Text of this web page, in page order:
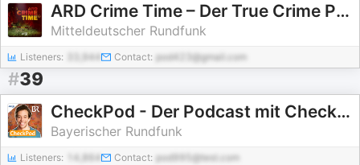
ARD Crime Time – Der True Crime Podcast
Mitteldeutscher Rundfunk
Listeners: 33,944 Contact: pod423@gmail.com
#39
CheckPod - Der Podcast mit Checker Tobi
Bayerischer Rundfunk
Listeners: 14,864 Contact: pod995@test.com